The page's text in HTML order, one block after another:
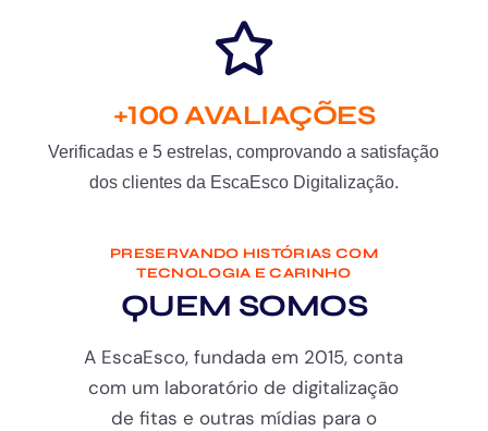
+100 AVALIAÇÕES
Verificadas e 5 estrelas, comprovando a satisfação
dos clientes da EscaEsco Digitalização.
PRESERVANDO HISTÓRIAS COM
TECNOLOGIA E CARINHO
QUEM SOMOS
A EscaEsco, fundada em 2015, conta
com um laboratório de digitalização
de fitas e outras mídias para o